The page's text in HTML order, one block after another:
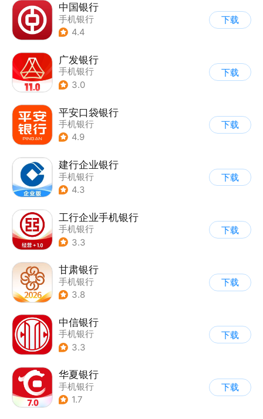
中国银行
手机银行
4.4
下载
广发银行
手机银行
3.0
下载
平安口袋银行
手机银行
4.9
下载
建行企业银行
手机银行
4.3
下载
工行企业手机银行
手机银行
3.3
下载
甘肃银行
手机银行
3.8
下载
中信银行
手机银行
3.3
下载
华夏银行
手机银行
1.7
下载